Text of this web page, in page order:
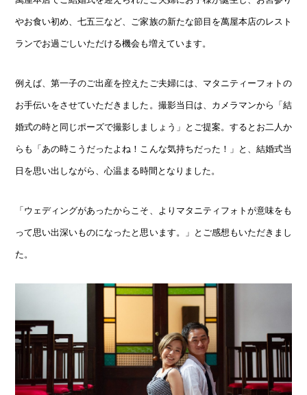
やお食い初め、七五三など、ご家族の新たな節目を萬屋本店のレスト
ランでお過ごしいただける機会も増えています。
例えば、第一子のご出産を控えたご夫婦には、マタニティーフォトの
お手伝いをさせていただきました。撮影当日は、カメラマンから「結
婚式の時と同じポーズで撮影しましょう」とご提案。するとお二人か
らも「あの時こうだったよね！こんな気持ちだった！」と、結婚式当
日を思い出しながら、心温まる時間となりました。
「ウェディングがあったからこそ、よりマタニティフォトが意味をも
って思い出深いものになったと思います。」とご感想もいただきまし
た。